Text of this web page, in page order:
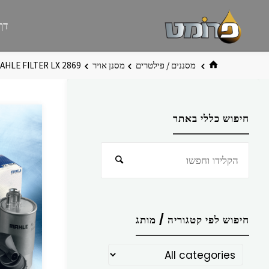
בית מסננים / פילטרים מסנן אויר FILTER LX 2869
חיפוש כללי באתר
חיפוש
חיפוש לפי קטגוריה / מותג